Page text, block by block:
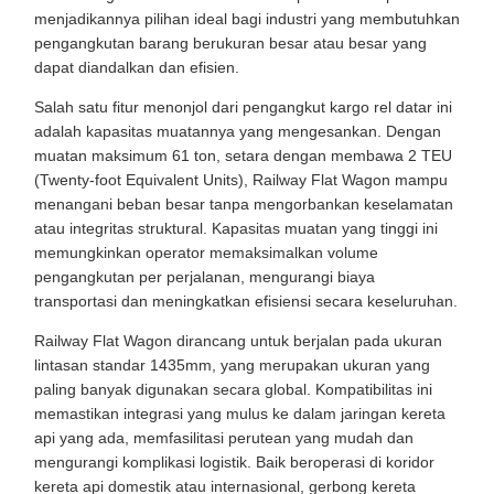
menjadikannya pilihan ideal bagi industri yang membutuhkan
pengangkutan barang berukuran besar atau besar yang
dapat diandalkan dan efisien.
Salah satu fitur menonjol dari pengangkut kargo rel datar ini
adalah kapasitas muatannya yang mengesankan. Dengan
muatan maksimum 61 ton, setara dengan membawa 2 TEU
(Twenty-foot Equivalent Units), Railway Flat Wagon mampu
menangani beban besar tanpa mengorbankan keselamatan
atau integritas struktural. Kapasitas muatan yang tinggi ini
memungkinkan operator memaksimalkan volume
pengangkutan per perjalanan, mengurangi biaya
transportasi dan meningkatkan efisiensi secara keseluruhan.
Railway Flat Wagon dirancang untuk berjalan pada ukuran
lintasan standar 1435mm, yang merupakan ukuran yang
paling banyak digunakan secara global. Kompatibilitas ini
memastikan integrasi yang mulus ke dalam jaringan kereta
api yang ada, memfasilitasi perutean yang mudah dan
mengurangi komplikasi logistik. Baik beroperasi di koridor
kereta api domestik atau internasional, gerbong kereta